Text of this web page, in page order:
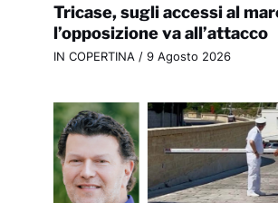
Tricase, sugli accessi al
l’opposizione va all’attacco
IN COPERTINA/ 9 Agosto 2026